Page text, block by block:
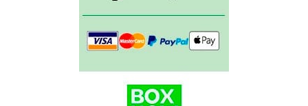
Το βιολογικό αβοκάντο μας προέρχεται από
υπεύθυνες εφοδιαστικές αλυσίδες και κυκλική